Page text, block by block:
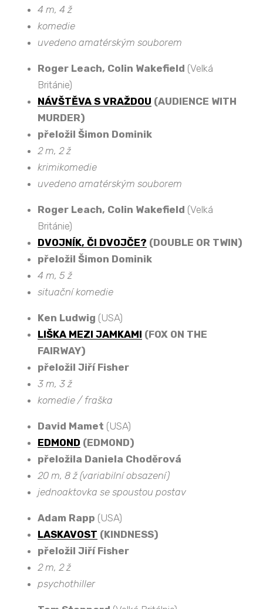
4 m, 4 ž
komedie
uvedeno amatérským souborem
Roger Leach, Colin Wakefield (Velká
Británie)
NÁVŠTĚVA S VRAŽDOU (AUDIENCE WITH
MURDER)
přeložil Šimon Dominik
2 m, 2 ž
krimikomedie
uvedeno amatérským souborem
Roger Leach, Colin Wakefield (Velká
Británie)
DVOJNÍK, ČI DVOJČE? (DOUBLE OR TWIN)
přeložil Šimon Dominik
4 m, 5 ž
situační komedie
Ken Ludwig (USA)
LIŠKA MEZI JAMKAMI (FOX ON THE
FAIRWAY)
přeložil Jiří Fisher
3 m, 3 ž
komedie / fraška
David Mamet (USA)
EDMOND (EDMOND)
přeložila Daniela Choděrová
20 m, 8 ž (variabilní obsazení)
jednoaktovka se spoustou postav
Adam Rapp (USA)
LASKAVOST (KINDNESS)
přeložil Jiří Fisher
2 m, 2 ž
psychothiller